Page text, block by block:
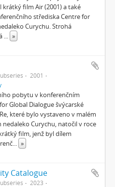
krátký film Air (2001) a také
střediska Centre for
Curychu. Strohá
... »
2001
pobytu v konferenčním
Global Dialogue švýcarské
které bylo vystaveno v malém
nedaleko Curychu, natočil v roce
film, jenž byl dílem
... »
Catalogue
2023